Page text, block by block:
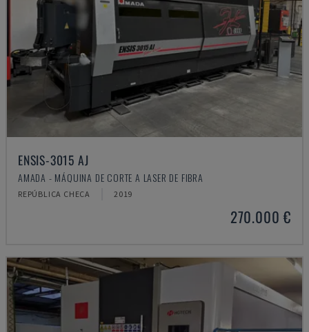
ENSIS-3015 AJ
AMADA - MÁQUINA DE CORTE A LASER DE FIBRA
REPÚBLICA CHECA 2019
270.000 €